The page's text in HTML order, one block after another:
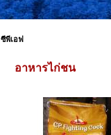
ซีพีเอฟ
อาหารไก่ชน